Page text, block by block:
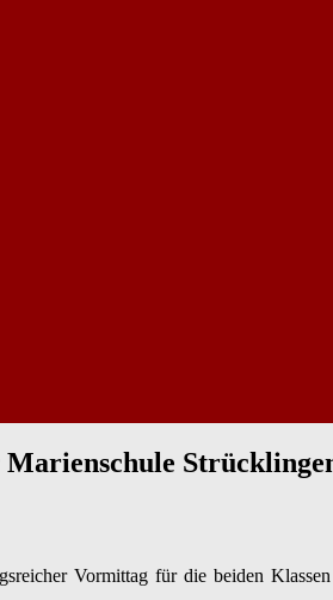
Vormittag für die beiden